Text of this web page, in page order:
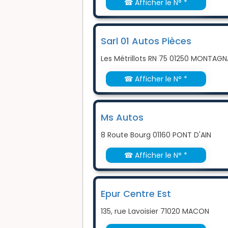
☎ Afficher le N° *
Sarl 01 Autos Pièces
Les Métrillots RN 75 01250
☎ Afficher le N° *
Ms Autos
8 Route Bourg 01160 PONT D'AIN
☎ Afficher le N° *
Epur Centre Est
135, rue Lavoisier 71020 MACON